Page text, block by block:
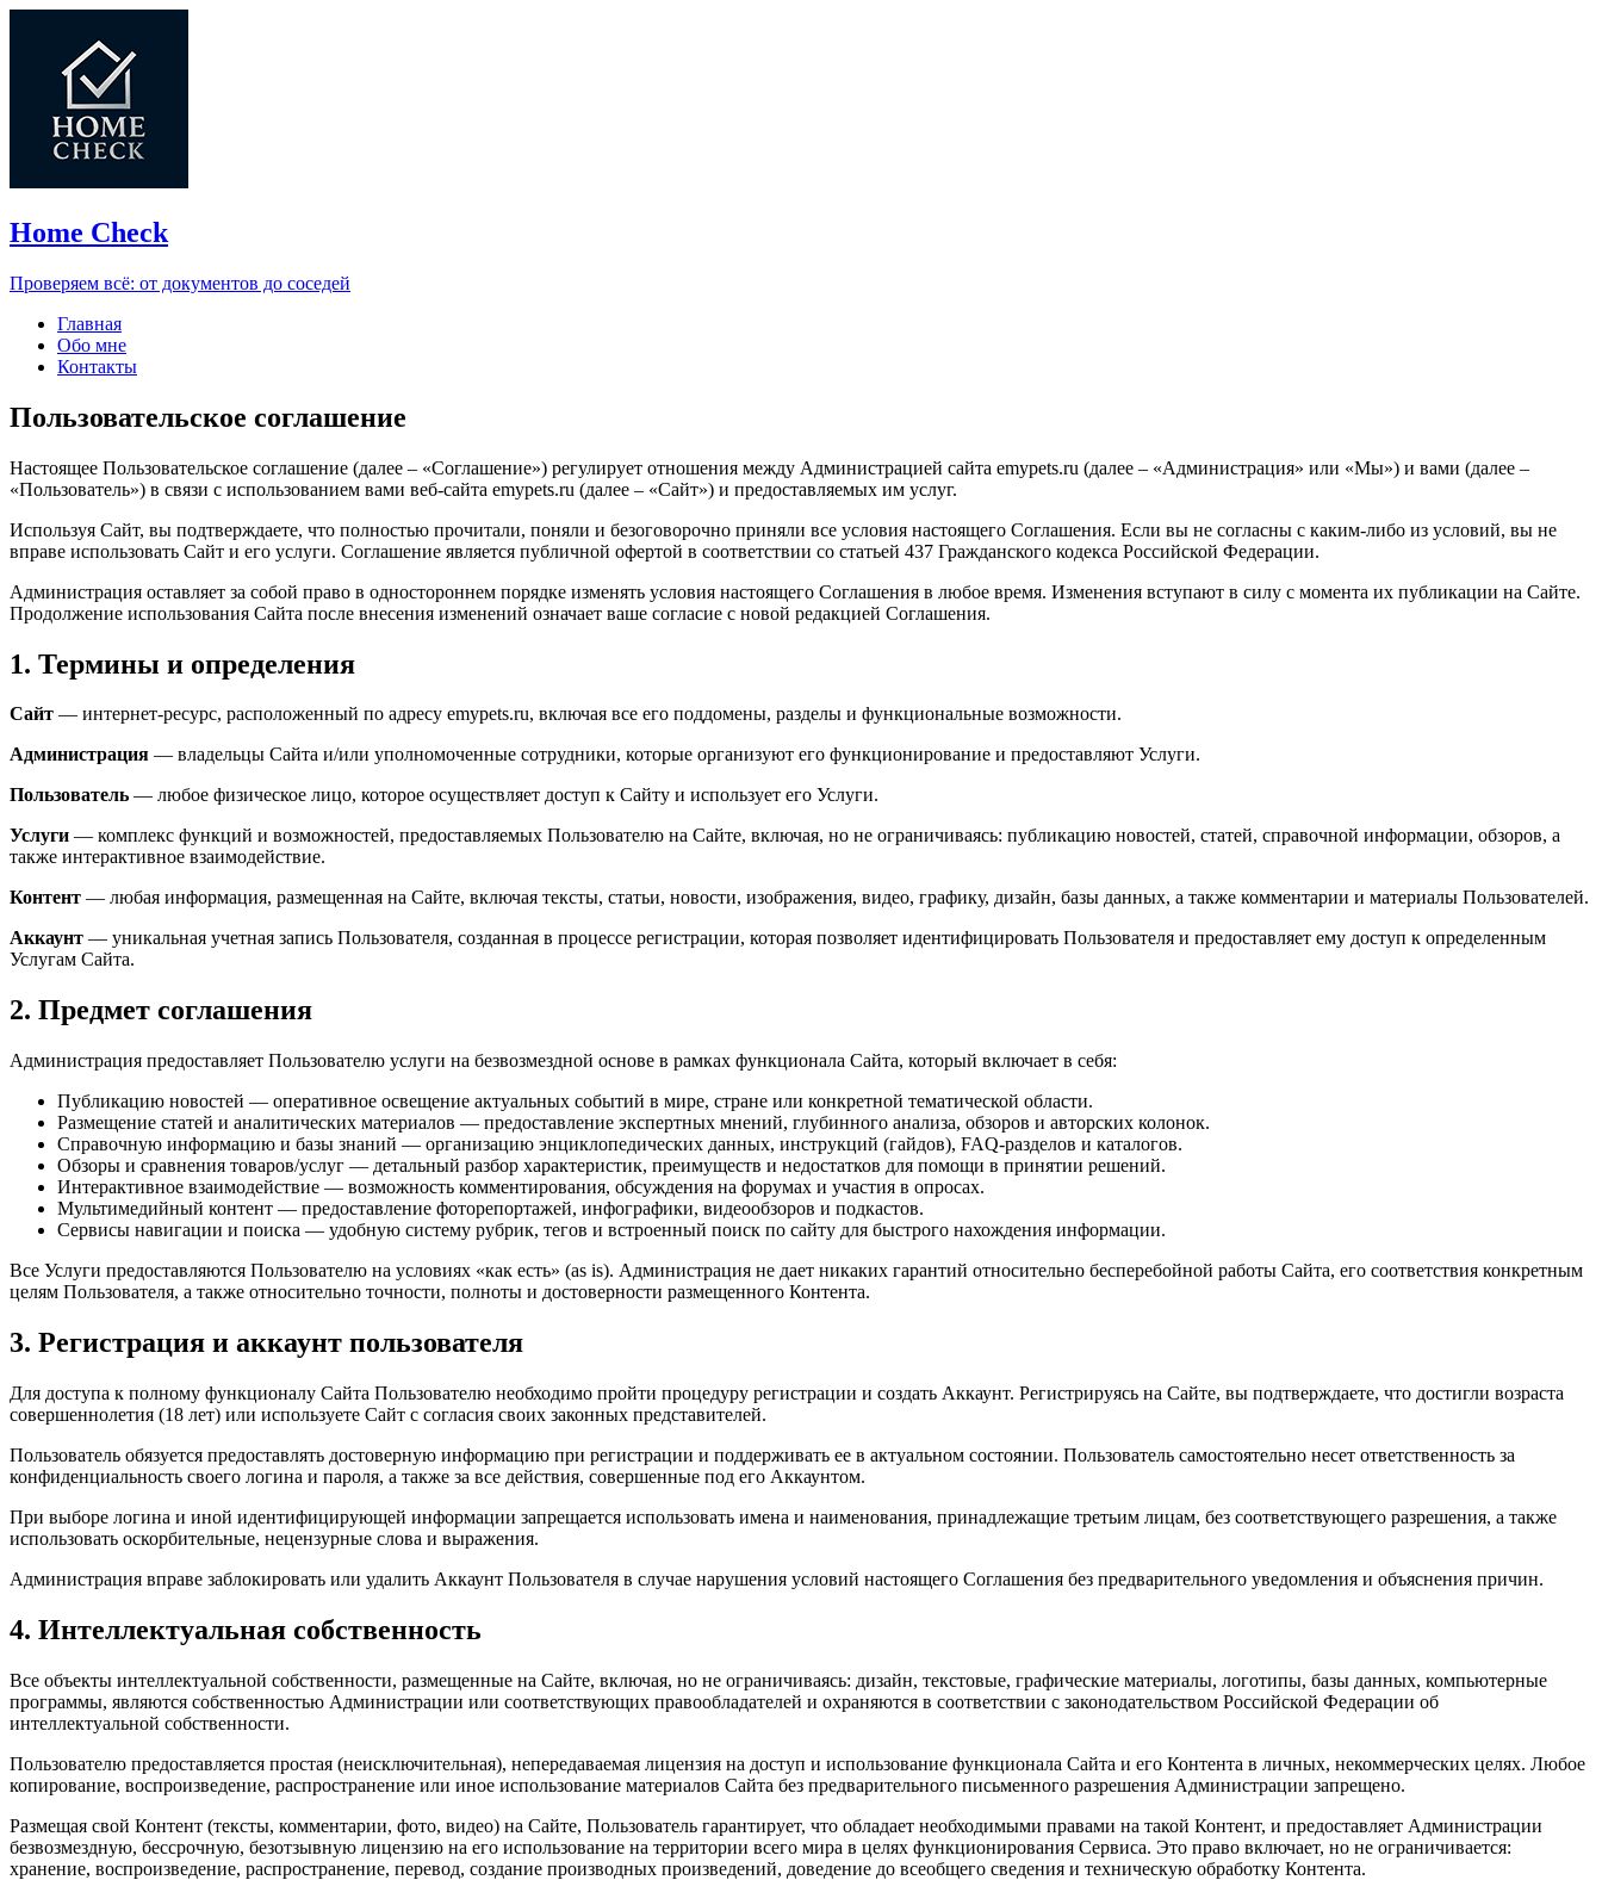
Home Check
Проверяем всё: от документов до соседей
Главная
Обо мне
Контакты
Пользовательское соглашение
Настоящее Пользовательское соглашение (далее – «Соглашение») регулирует отношения между Администрацией сайта emypets.ru (далее – «Администрация» или «Мы») и вами (далее –
«Пользователь») в связи с использованием вами веб-сайта emypets.ru (далее – «Сайт») и предоставляемых им услуг.
Используя Сайт, вы подтверждаете, что полностью прочитали, поняли и безоговорочно приняли все условия настоящего Соглашения. Если вы не согласны с каким-либо из условий, вы не
вправе использовать Сайт и его услуги. Соглашение является публичной офертой в соответствии со статьей 437 Гражданского кодекса Российской Федерации.
Администрация оставляет за собой право в одностороннем порядке изменять условия настоящего Соглашения в любое время. Изменения вступают в силу с момента их публикации на Сайте.
Продолжение использования Сайта после внесения изменений означает ваше согласие с новой редакцией Соглашения.
1. Термины и определения
Сайт — интернет-ресурс, расположенный по адресу emypets.ru, включая все его поддомены, разделы и функциональные возможности.
Администрация — владельцы Сайта и/или уполномоченные сотрудники, которые организуют его функционирование и предоставляют Услуги.
Пользователь — любое физическое лицо, которое осуществляет доступ к Сайту и использует его Услуги.
Услуги — комплекс функций и возможностей, предоставляемых Пользователю на Сайте, включая, но не ограничиваясь: публикацию новостей, статей, справочной информации, обзоров, а
также интерактивное взаимодействие.
Контент — любая информация, размещенная на Сайте, включая тексты, статьи, новости, изображения, видео, графику, дизайн, базы данных, а также комментарии и материалы Пользователей.
Аккаунт — уникальная учетная запись Пользователя, созданная в процессе регистрации, которая позволяет идентифицировать Пользователя и предоставляет ему доступ к определенным
Услугам Сайта.
2. Предмет соглашения
Администрация предоставляет Пользователю услуги на безвозмездной основе в рамках функционала Сайта, который включает в себя:
Публикацию новостей — оперативное освещение актуальных событий в мире, стране или конкретной тематической области.
Размещение статей и аналитических материалов — предоставление экспертных мнений, глубинного анализа, обзоров и авторских колонок.
Справочную информацию и базы знаний — организацию энциклопедических данных, инструкций (гайдов), FAQ-разделов и каталогов.
Обзоры и сравнения товаров/услуг — детальный разбор характеристик, преимуществ и недостатков для помощи в принятии решений.
Интерактивное взаимодействие — возможность комментирования, обсуждения на форумах и участия в опросах.
Мультимедийный контент — предоставление фоторепортажей, инфографики, видеообзоров и подкастов.
Сервисы навигации и поиска — удобную систему рубрик, тегов и встроенный поиск по сайту для быстрого нахождения информации.
Все Услуги предоставляются Пользователю на условиях «как есть» (as is). Администрация не дает никаких гарантий относительно бесперебойной работы Сайта, его соответствия конкретным
целям Пользователя, а также относительно точности, полноты и достоверности размещенного Контента.
3. Регистрация и аккаунт пользователя
Для доступа к полному функционалу Сайта Пользователю необходимо пройти процедуру регистрации и создать Аккаунт. Регистрируясь на Сайте, вы подтверждаете, что достигли возраста
совершеннолетия (18 лет) или используете Сайт с согласия своих законных представителей.
Пользователь обязуется предоставлять достоверную информацию при регистрации и поддерживать ее в актуальном состоянии. Пользователь самостоятельно несет ответственность за
конфиденциальность своего логина и пароля, а также за все действия, совершенные под его Аккаунтом.
При выборе логина и иной идентифицирующей информации запрещается использовать имена и наименования, принадлежащие третьим лицам, без соответствующего разрешения, а также
использовать оскорбительные, нецензурные слова и выражения.
Администрация вправе заблокировать или удалить Аккаунт Пользователя в случае нарушения условий настоящего Соглашения без предварительного уведомления и объяснения причин.
4. Интеллектуальная собственность
Все объекты интеллектуальной собственности, размещенные на Сайте, включая, но не ограничиваясь: дизайн, текстовые, графические материалы, логотипы, базы данных, компьютерные
программы, являются собственностью Администрации или соответствующих правообладателей и охраняются в соответствии с законодательством Российской Федерации об
интеллектуальной собственности.
Пользователю предоставляется простая (неисключительная), непередаваемая лицензия на доступ и использование функционала Сайта и его Контента в личных, некоммерческих целях. Любое
копирование, воспроизведение, распространение или иное использование материалов Сайта без предварительного письменного разрешения Администрации запрещено.
Размещая свой Контент (тексты, комментарии, фото, видео) на Сайте, Пользователь гарантирует, что обладает необходимыми правами на такой Контент, и предоставляет Администрации
безвозмездную, бессрочную, безотзывную лицензию на его использование на территории всего мира в целях функционирования Сервиса. Это право включает, но не ограничивается:
хранение, воспроизведение, распространение, перевод, создание производных произведений, доведение до всеобщего сведения и техническую обработку Контента.